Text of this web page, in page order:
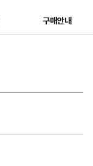
구매안내